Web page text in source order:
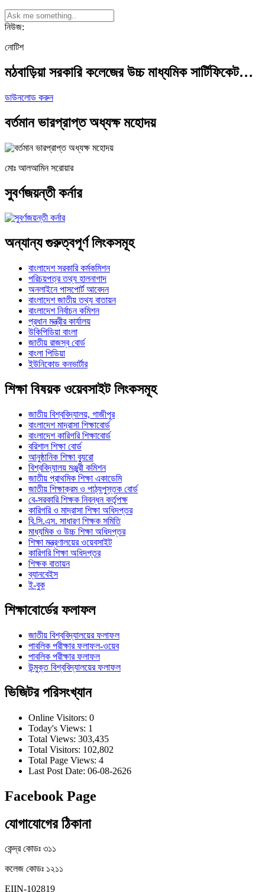
নিউজ:
নোটিশ
মঠবাড়িয়া সরকারি কলেজের উচ্চ মাধ্যমিক সার্টিফিকেট…
ডাউনলোড করুন
বর্তমান ভারপ্রাপ্ত অধ্যক্ষ মহোদয়
মোঃ আলআমিন সরোয়ার
সুবর্ণজয়ন্তী কর্নার
অন্যান্য গুরুত্বপূর্ণ লিংকসমূহ
বাংলাদেশ সরকারি কর্মকমিশন
পরিচয়পত্র তথ্য হালনাগাদ
অনলাইনে পাসপোর্ট আবেদন
বাংলাদেশ জাতীয় তথ্য বাতায়ন
বাংলাদেশ নির্বাচন কমিশন
প্রধান মন্ত্রীর কার্যালয়
উকিপিডিয়া বাংলা
জাতীয় রাজস্ব বোর্ড
বাংলা পিডিয়া
ইউনিকোড কনভার্টার
শিক্ষা বিষয়ক ওয়েবসাইট লিংকসমূহ
জাতীয় বিশ্ববিদ্যালয়, গাজীপুর
বাংলাদেশ মাদ্রাসা শিক্ষাবোর্ড
বাংলাদেশ কারিগরি শিক্ষাবোর্ড
বরিশাল শিক্ষা বোর্ড
আনুষ্ঠানিক শিক্ষা ব্যুরো
বিশ্ববিদ্যালয় মঞ্জুরী কমিশন
জাতীয় প্রাথমিক শিক্ষা একাডেমি
জাতীয় শিক্ষাক্রম ও পাঠ্যপুস্তক বোর্ড
বে-সরকারি শিক্ষক নিবন্ধন কর্তৃপক্ষ
কারিগরি ও মাদ্রাসা শিক্ষা অধিদপ্তর
বি.সি.এস. সাধারণ শিক্ষক সমিতি
মাধ্যমিক ও উচ্চ শিক্ষা অধিদপ্তর
শিক্ষা মন্ত্রণালয়ের ওয়েবসাইট
কারিগরি শিক্ষা অধিদপ্তর
শিক্ষক বাতায়ন
ব্যানবেইস
ই-বুক
শিক্ষাবোর্ডের ফলাফল
জাতীয় বিশ্ববিদ্যালয়ের ফলাফল
পাবলিক পরীক্ষার ফলাফল-ওয়েব
পাবলিক পরীক্ষার ফলাফল
উন্মুক্ত বিশ্ববিদ্যালয়ের ফলাফল
ভিজিটর পরিসংখ্যান
Online Visitors: 0
Today's Views: 1
Total Views: 303,435
Total Visitors: 102,802
Total Page Views: 4
Last Post Date: 06-08-2626
Facebook Page
যোগাযোগের ঠিকানা
কেন্দ্র কোডঃ ৩১১
কলেজ কোডঃ ১২১১
EIIN-102819